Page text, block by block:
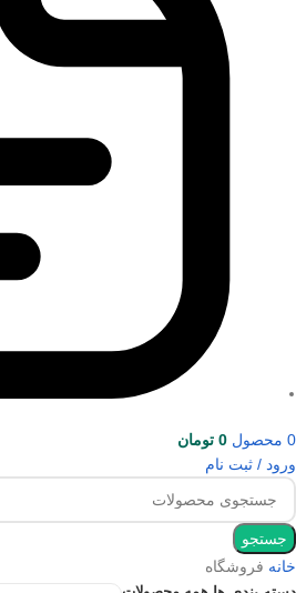
0 محصول 0 تومان
ورود / ثبت نام
جستجو
خانه فروشگاه